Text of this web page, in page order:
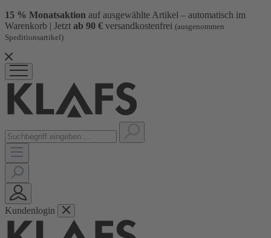
15 % Monatsaktion auf ausgewählte Artikel – automatisch im
Warenkorb | Jetzt ab 90 € versandkostenfrei (ausgenommen
Speditionsartikel)
Kundenlogin